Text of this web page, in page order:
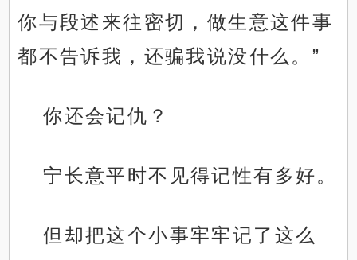
你与段述来往密切，做生意这件事
都不告诉我，还骗我说没什么。”
你还会记仇？
宁长意平时不见得记性有多好。
但却把这个小事牢牢记了这么